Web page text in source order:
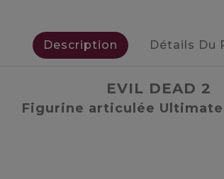
Description Détails Du
EVIL DEAD 2
Figurine articulée Ultimate